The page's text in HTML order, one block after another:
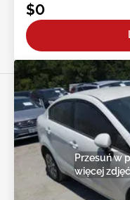
$0
Przesuń w
więcej zdjęć